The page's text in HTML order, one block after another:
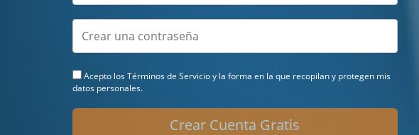
Acepto los Términos de Servicioy la forma en la que recopilan y protegen mis
datos personales.
Crear Cuenta Gratis